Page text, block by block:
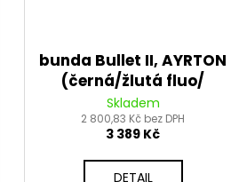
bunda Bullet II, AYRTON
(černá/žlutá fluo/
šedá) 2026
Skladem
2 800,83 Kč bez DPH
3 389 Kč
DETAIL